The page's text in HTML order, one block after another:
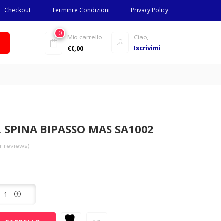
Checkout Termini e Condizioni Privacy Policy
Ciao,
Iscrivimi
0
Mio carrello
€0,00
SPINA BIPASSO MAS SA1002
reviews)